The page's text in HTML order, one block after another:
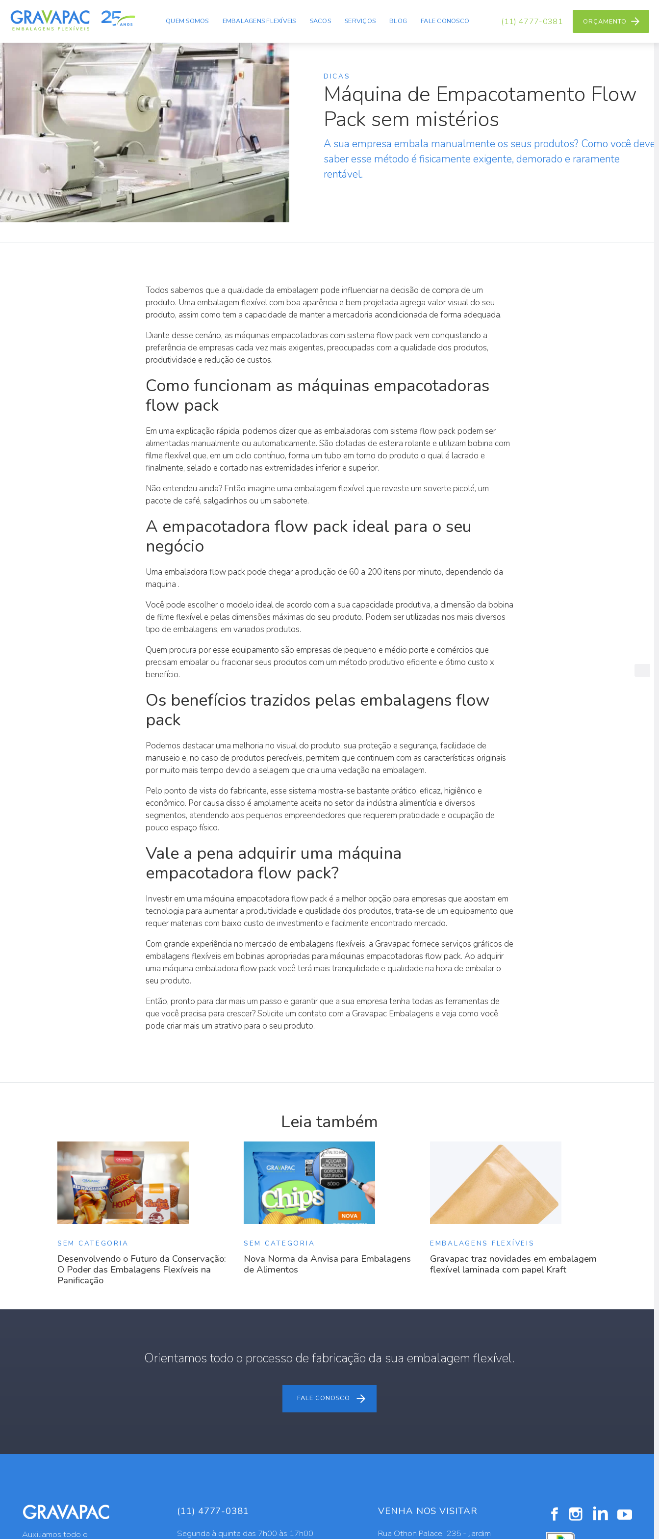
QUEM SOMOS EMBALAGENS FLEXÍVEIS SACOS SERVIÇOS BLOG FALE CONOSCO (11) 4777-0381 ORÇAMENTO
DICAS
Máquina de Empacotamento Flow
Pack sem mistérios
A sua empresa embala manualmente os seus produtos? Como você deve
saber esse método é fisicamente exigente, demorado e raramente
rentável.
Todos sabemos que a qualidade da embalagem pode influenciar na decisão de compra de um
produto. Uma embalagem flexível com boa aparência e bem projetada agrega valor visual do seu
produto, assim como tem a capacidade de manter a mercadoria acondicionada de forma adequada.
Diante desse cenário, as máquinas empacotadoras com sistema flow pack vem conquistando a
preferência de empresas cada vez mais exigentes, preocupadas com a qualidade dos produtos,
produtividade e redução de custos.
Como funcionam as máquinas empacotadoras
flow pack
Em uma explicação rápida, podemos dizer que as embaladoras com sistema flow pack podem ser
alimentadas manualmente ou automaticamente. São dotadas de esteira rolante e utilizam bobina com
filme flexível que, em um ciclo contínuo, forma um tubo em torno do produto o qual é lacrado e
finalmente, selado e cortado nas extremidades inferior e superior.
Não entendeu ainda? Então imagine uma embalagem flexível que reveste um soverte picolé, um
pacote de café, salgadinhos ou um sabonete.
A empacotadora flow pack ideal para o seu
negócio
Uma embaladora flow pack pode chegar a produção de 60 a 200 itens por minuto, dependendo da
maquina .
Você pode escolher o modelo ideal de acordo com a sua capacidade produtiva, a dimensão da bobina
de filme flexível e pelas dimensões máximas do seu produto. Podem ser utilizadas nos mais diversos
tipo de embalagens, em variados produtos.
Quem procura por esse equipamento são empresas de pequeno e médio porte e comércios que
precisam embalar ou fracionar seus produtos com um método produtivo eficiente e ótimo custo x
benefício.
Os benefícios trazidos pelas embalagens flow
pack
Podemos destacar uma melhoria no visual do produto, sua proteção e segurança, facilidade de
manuseio e, no caso de produtos perecíveis, permitem que continuem com as características originais
por muito mais tempo devido a selagem que cria uma vedação na embalagem.
Pelo ponto de vista do fabricante, esse sistema mostra-se bastante prático, eficaz, higiênico e
econômico. Por causa disso é amplamente aceita no setor da indústria alimentícia e diversos
segmentos, atendendo aos pequenos empreendedores que requerem praticidade e ocupação de
pouco espaço físico.
Vale a pena adquirir uma máquina
empacotadora flow pack?
Investir em uma máquina empacotadora flow pack é a melhor opção para empresas que apostam em
tecnologia para aumentar a produtividade e qualidade dos produtos, trata-se de um equipamento que
requer materiais com baixo custo de investimento e facilmente encontrado mercado.
Com grande experiência no mercado de embalagens flexíveis, a Gravapac fornece serviços gráficos de
embalagens flexíveis em bobinas apropriadas para máquinas empacotadoras flow pack. Ao adquirir
uma máquina embaladora flow pack você terá mais tranquilidade e qualidade na hora de embalar o
seu produto.
Então, pronto para dar mais um passo e garantir que a sua empresa tenha todas as ferramentas de
que você precisa para crescer? Solicite um contato com a Gravapac Embalagens e veja como você
pode criar mais um atrativo para o seu produto.
Leia também
SEM CATEGORIA
Desenvolvendo o Futuro da Conservação:
O Poder das Embalagens Flexíveis na
Panificação
SEM CATEGORIA
Nova Norma da Anvisa para Embalagens
de Alimentos
EMBALAGENS FLEXÍVEIS
Gravapac traz novidades em embalagem
flexível laminada com papel Kraft
Orientamos todo o processo de fabricação da sua embalagem flexível.
FALE CONOSCO
Auxiliamos todo o
(11) 4777-0381
Segunda à quinta das 7h00 às 17h00
VENHA NOS VISITAR
Rua Othon Palace, 235 - Jardim